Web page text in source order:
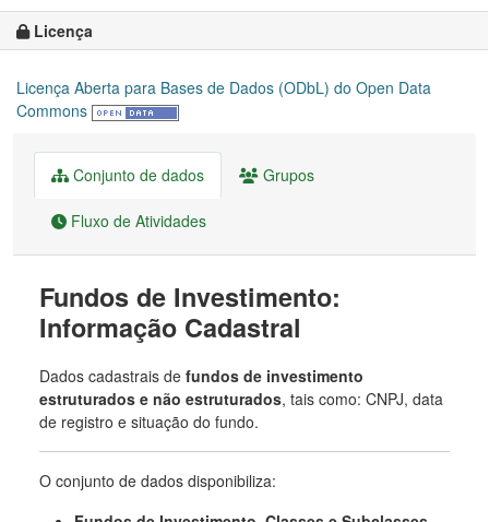
Licença
Licença Aberta para Bases de Dados (ODbL) do Open Data
Commons
Conjunto de dados Grupos
Fluxo de Atividades
Fundos de Investimento:
Informação Cadastral
Dados cadastrais de fundos de investimento
estruturados e não estruturados, tais como: CNPJ, data
de registro e situação do fundo.
O conjunto de dados disponibiliza: